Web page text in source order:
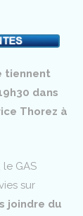
tiennent
dans
Thorez à
GAS
sur
joindre du